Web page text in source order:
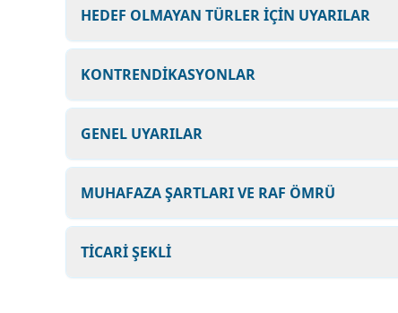
HEDEF OLMAYAN TÜRLER İÇİN UYARILAR
KONTRENDİKASYONLAR
GENEL UYARILAR
MUHAFAZA ŞARTLARI VE RAF ÖMRÜ
TİCARİ ŞEKLİ